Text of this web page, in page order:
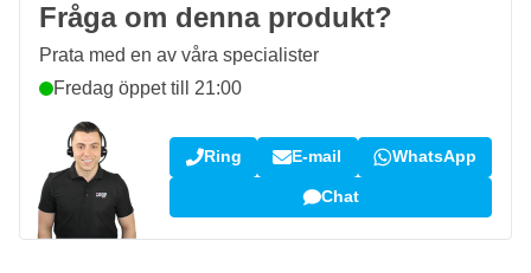
Fråga om denna produkt?
Prata med en av våra specialister
Fredag öppet till 21:00
Ring E-mail WhatsApp
Chat